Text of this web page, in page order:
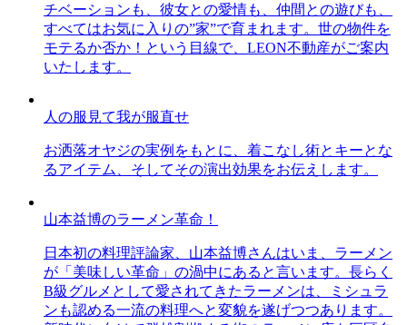
チベーションも、彼女との愛情も、仲間との遊びも、
すべてはお気に入りの”家”で育まれます。世の物件を
モテるか否か！という目線で、LEON不動産がご案内
いたします。
人の服見て我が服直せ
お洒落オヤジの実例をもとに、着こなし術とキーとな
るアイテム、そしてその演出効果をお伝えします。
山本益博のラーメン革命！
日本初の料理評論家、山本益博さんはいま、ラーメン
が「美味しい革命」の渦中にあると言います。長らく
B級グルメとして愛されてきたラーメンは、ミシュラ
ンも認める一流の料理へと変貌を遂げつつあります。